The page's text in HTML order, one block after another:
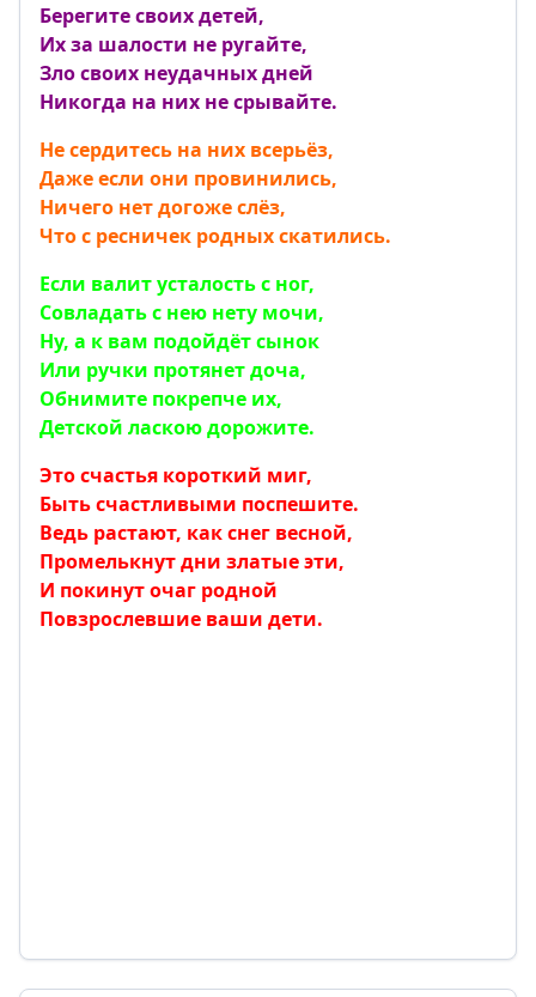
Берегите своих детей,
Их за шалости не ругайте,
Зло своих неудачных дней
Никогда на них не срывайте.
Не сердитесь на них всерьёз,
Даже если они провинились,
Ничего нет догоже слёз,
Что с ресничек родных скатились.
Если валит усталость с ног,
Совладать с нею нету мочи,
Ну, а к вам подойдёт сынок
Или ручки протянет доча,
Обнимите покрепче их,
Детской ласкою дорожите.
Это счастья короткий миг,
Быть счастливыми поспешите.
Ведь растают, как снег весной,
Промелькнут дни златые эти,
И покинут очаг родной
Повзрослевшие ваши дети.